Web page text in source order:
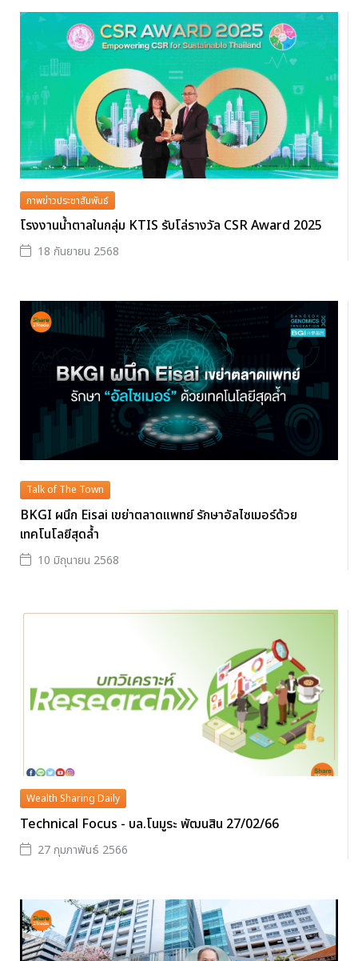
ภาพข่าวประชาสัมพันธ์
โรงงานน้ำตาลในกลุ่ม KTIS รับโล่รางวัล CSR Award 2025
18 กันยายน 2568
Talk of The Town
BKGI ผนึก Eisai เขย่าตลาดแพทย์ รักษาอัลไซเมอร์ด้วย
เทคโนโลยีสุดล้ำ
10 มิถุนายน 2568
Wealth Sharing Daily
Technical Focus - บล.โนมูระ พัฒนสิน 27/02/66
27 กุมภาพันธ์ 2566